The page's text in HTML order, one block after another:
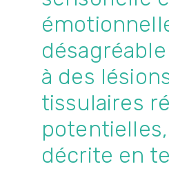
à des
tissulaires
décrite en